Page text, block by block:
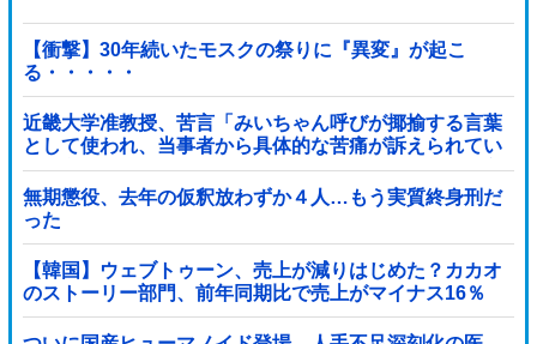
【衝撃】30年続いたモスクの祭りに『異変』が起こ
る・・・・・
近畿大学准教授、苦言「みいちゃん呼びが揶揄する言葉
として使われ、当事者から具体的な苦痛が訴えられてい
る。文化芸術は人を傷つけてもよい。ただし、傷つけ方
がある」他
無期懲役、去年の仮釈放わずか４人…もう実質終身刑だ
った
【韓国】ウェブトゥーン、売上が減りはじめた？カカオ
のストーリー部門、前年同期比で売上がマイナス16％